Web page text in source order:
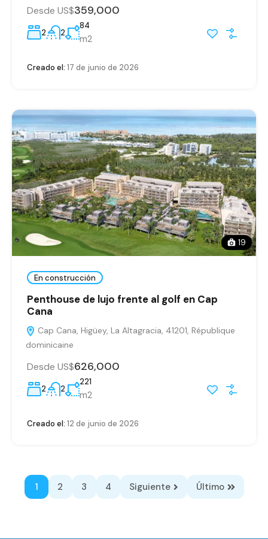
Desde US$359,000
2 2
84
m2
Creado el: 17 de junio de 2026
19
En construcción
Penthouse de lujo frente al golf en Cap
Cana
Cap Cana, Higüey, La Altagracia, 41201, République
dominicaine
Desde US$626,000
2 2
221
m2
Creado el: 12 de junio de 2026
1 2 3 4 Siguiente Último